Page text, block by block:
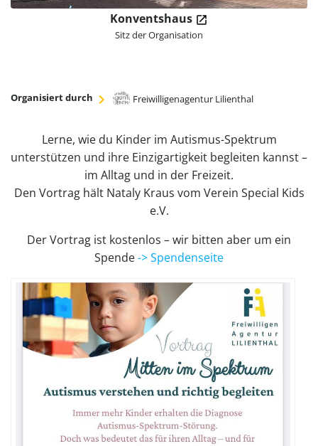
Konventshaus
Sitz der Organisation
Organisiert durch Freiwilligenagentur Lilienthal
Lerne, wie du Kinder im Autismus-Spektrum
unterstützen und ihre Einzigartigkeit begleiten kannst –
im Alltag und in der Freizeit.
Den Vortrag hält Nataly Kraus vom Verein Special Kids
e.V.
Der Vortrag ist kostenlos – wir bitten aber um ein
Spende-> Spendenseite